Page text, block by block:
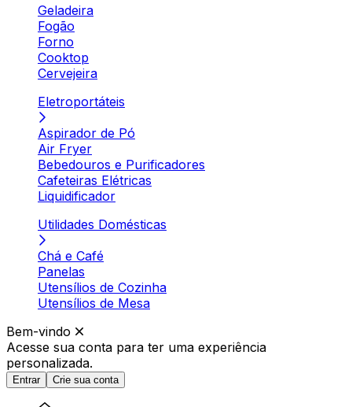
Geladeira
Fogão
Forno
Cooktop
Cervejeira
Eletroportáteis
Aspirador de Pó
Air Fryer
Bebedouros e Purificadores
Cafeteiras Elétricas
Liquidificador
Utilidades Domésticas
Chá e Café
Panelas
Utensílios de Cozinha
Utensílios de Mesa
Bem-vindo
Acesse sua conta para ter uma experiência
personalizada.
Entrar Crie sua conta